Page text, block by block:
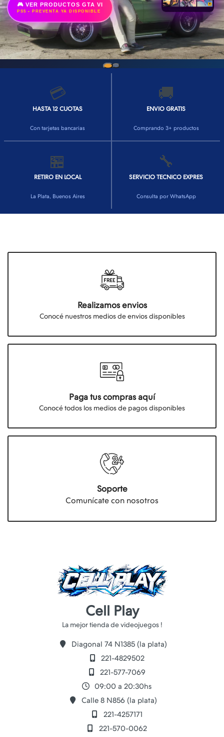
🎮 VER PRODUCTOS GTA VI
PS5 • PREVENTA YA DISPONIBLE
💳
HASTA 12 CUOTAS
Con tarjetas bancarias
🚚
ENVIO GRATIS
Comprando 3+ productos
🏪
RETIRO EN LOCAL
La Plata, Buenos Aires
🔧
SERVICIO TECNICO EXPRES
Consulta por WhatsApp
Realizamos envios
Conocé nuestros medios de envios disponibles
Paga tus compras aquí
Conocé todos los medios de pagos disponibles
Soporte
Comunícate con nosotros
Cell Play
Diagonal 74 N1385 (la plata)
221-4829502
221-577-7069
09:00 a 20:30hs
Calle 8 N856 (la plata)
221-4257171
221-570-0062